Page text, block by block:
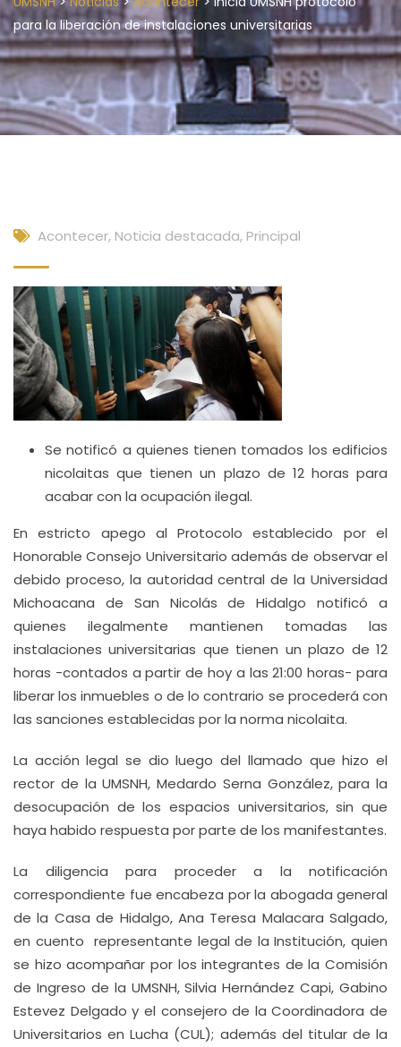
para la liberación de instalaciones universitarias
Acontecer, Noticia destacada, Principal
Se notificó a quienes tienen tomados los edificios
nicolaitas que tienen un plazo de 12 horas para
acabar con la ocupación ilegal.
En estricto apego al Protocolo establecido por el
Honorable Consejo Universitario además de observar el
debido proceso, la autoridad central de la Universidad
Michoacana de San Nicolás de Hidalgo notificó a
quienes ilegalmente mantienen tomadas las
instalaciones universitarias que tienen un plazo de 12
horas -contados a partir de hoy a las 21:00 horas- para
liberar los inmuebles o de lo contrario se procederá con
las sanciones establecidas por la norma nicolaita.
La acción legal se dio luego del llamado que hizo el
rector de la UMSNH, Medardo Serna González, para la
desocupación de los espacios universitarios, sin que
haya habido respuesta por parte de los manifestantes.
La diligencia para proceder a la notificación
correspondiente fue encabeza por la abogada general
de la Casa de Hidalgo, Ana Teresa Malacara Salgado,
en cuento representante legal de la Institución, quien
se hizo acompañar por los integrantes de la Comisión
de Ingreso de la UMSNH, Silvia Hernández Capi, Gabino
Estevez Delgado y el consejero de la Coordinadora de
Universitarios en Lucha (CUL); además del titular de la